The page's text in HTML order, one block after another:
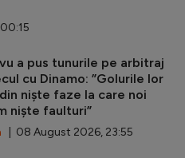
a pus tunurile pe arbitraj
cu Dinamo: ”Golurile lor
niște faze la care noi
niște faulturi”
| 08 August 2026, 23:55